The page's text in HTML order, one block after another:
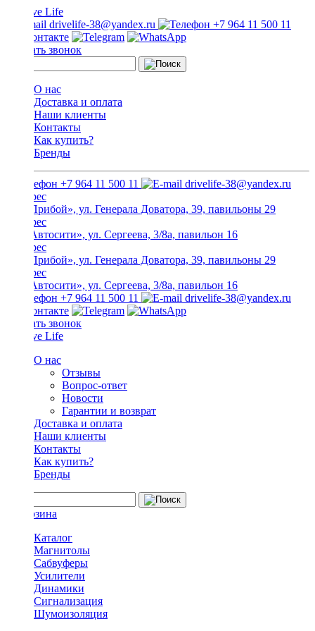
drivelife-38@yandex.ru +7 964 11 500 11
Заказать звонок
О нас
Доставка и оплата
Наши клиенты
Контакты
Как купить?
Бренды
+7 964 11 500 11 drivelife-38@yandex.ru
ТЦ «Прибой», ул. Генерала Доватора, 39, павильоны 29
ТЦ «Автосити», ул. Сергеева, 3/8а, павильон 16
ТЦ «Прибой», ул. Генерала Доватора, 39, павильоны 29
ТЦ «Автосити», ул. Сергеева, 3/8а, павильон 16
+7 964 11 500 11
drivelife-38@yandex.ru
Заказать звонок
О нас
Отзывы
Вопрос-ответ
Новости
Гарантии и возврат
Доставка и оплата
Наши клиенты
Контакты
Как купить?
Бренды
Каталог
Магнитолы
Сабвуферы
Усилители
Динамики
Сигнализация
Шумоизоляция